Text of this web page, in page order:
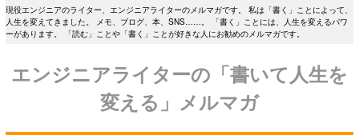
現役エンジニアのライター、エンジニアライターのメルマガです。 私は「書く」ことによって、
人生を変えてきました。 メモ、ブログ、本、SNS……。 「書く」ことには、人生を変えるパワ
ーがあります。 「読む」ことや「書く」ことが好きな人にお勧めのメルマガです。
エンジニアライターの「書いて人生を
変える」メルマガ